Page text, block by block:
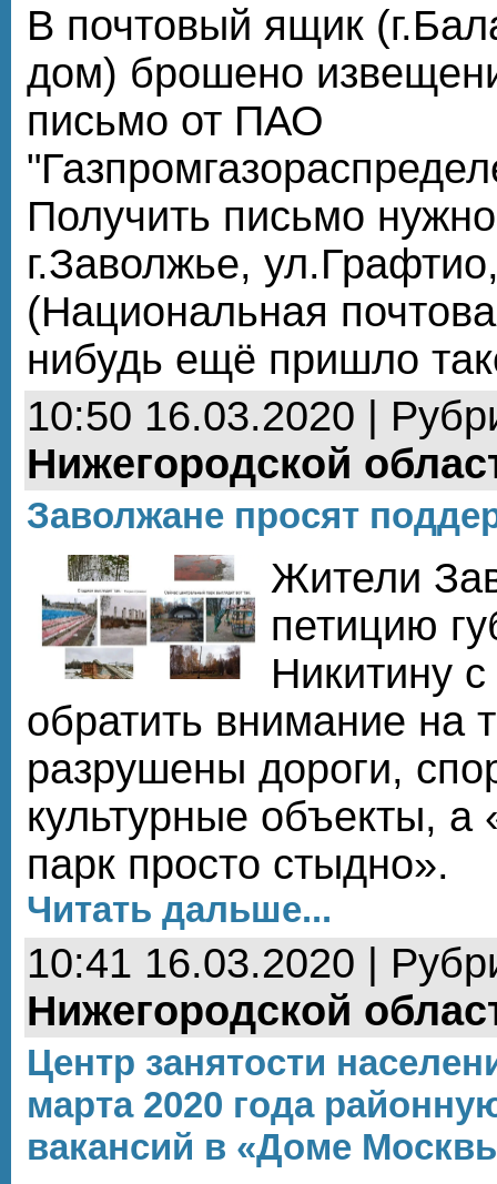
В почтовый ящик
дом) брошено
письмо от ПАО
Получить письмо
г.Заволжье,
(Национальная
нибудь ещё пришло
10:50 16.03.2020 |
Нижегородской
Заволжане просят
Жители
петицию
Никитину
обратить внимание на
разрушены дороги,
культурные объекты, а
парк просто стыдно».
Читать дальше...
10:41 16.03.2020 |
Нижегородской
Центр занятости
марта 2020 года
вакансий в «Доме